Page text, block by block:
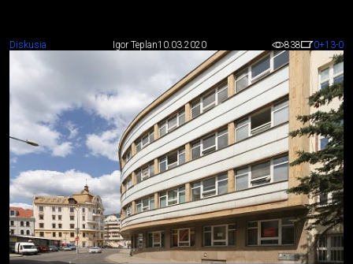
Diskusia Igor Teplan10.03.2020 838 0+13-0